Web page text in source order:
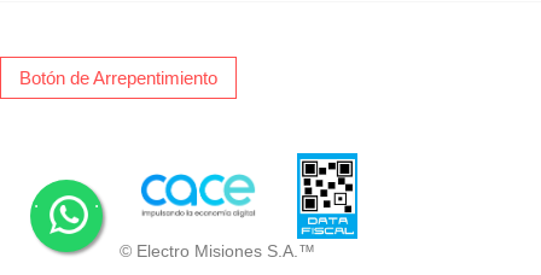
Botón de Arrepentimiento
© Electro Misiones S.A.™
. .